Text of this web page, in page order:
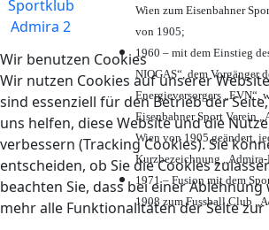
Wir benutzen Cookies
Wir nutzen Cookies auf unserer
sind essenziell für den Betrieb der
uns helfen, diese Website und die
verbessern (Tracking Cookies). Sie
entscheiden, ob Sie die Cookies
beachten Sie, dass bei einer
mehr alle Funktionalitäten der Seite
Wien zum Eisenbahner
von 1905;
1960 – mit dem Einstieg
NIOGAS“, dem Vorgänger
Energieversorgers „EVN“,
Eisenbahner Sport Verein
Wien von 1905 geändert,
Kurzbezeichnung
1971 – Fusion mit dem
1908 zum Fussball Club